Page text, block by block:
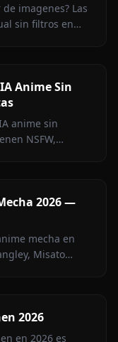
imagenes? Las
sin filtros en
Anime Sin
anime sin
NSFW,
2026 —
mecha en
Misato
2026
en 2026 es